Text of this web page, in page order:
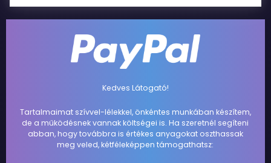
Kedves Látogató!
Tartalmaimat szívvel-lélekkel, önkéntes munkában készítem,
de a működésnek vannak költségei is. Ha szeretnél segíteni
abban, hogy továbbra is értékes anyagokat oszthassak
meg veled, kétféleképpen támogathatsz: